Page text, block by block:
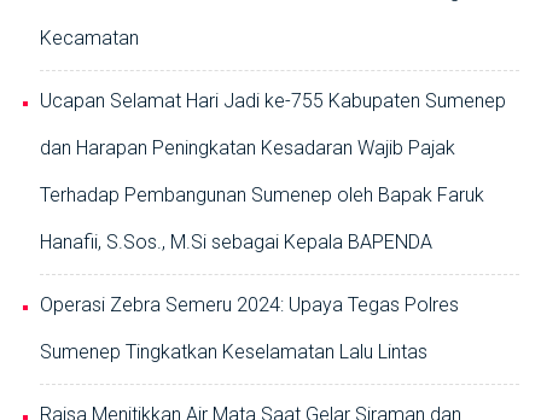
Kecamatan
Ucapan Selamat Hari Jadi ke-755 Kabupaten Sumenep
dan Harapan Peningkatan Kesadaran Wajib Pajak
Terhadap Pembangunan Sumenep oleh Bapak Faruk
Hanafii, S.Sos., M.Si sebagai Kepala BAPENDA
Operasi Zebra Semeru 2024: Upaya Tegas Polres
Sumenep Tingkatkan Keselamatan Lalu Lintas
Raisa Menitikkan Air Mata Saat Gelar Siraman dan